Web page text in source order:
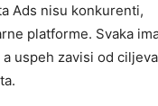
Ads nisu konkurenti,
platforme. Svaka
uspeh zavisi od